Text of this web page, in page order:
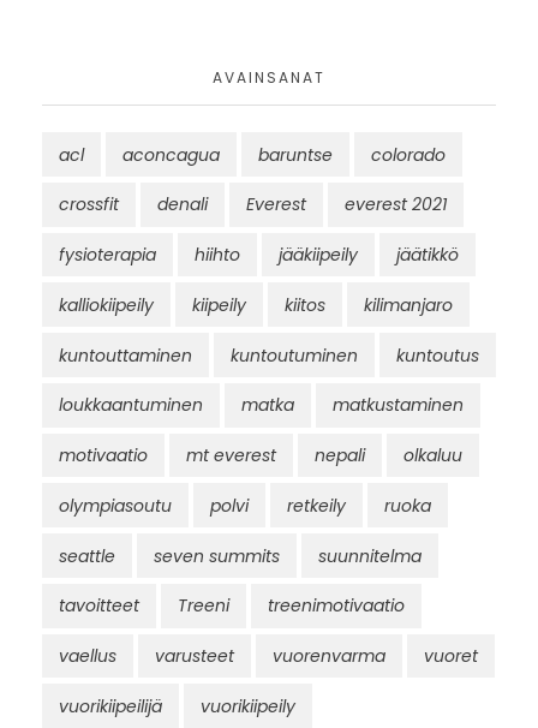
AVAINSANAT
acl aconcagua baruntse colorado
crossfit denali Everest everest 2021
fysioterapia hiihto jääkiipeily jäätikkö
kalliokiipeily kiipeily kiitos kilimanjaro
kuntouttaminen kuntoutuminen kuntoutus
loukkaantuminen matka matkustaminen
motivaatio mt everest nepali olkaluu
olympiasoutu polvi retkeily ruoka
seattle seven summits suunnitelma
tavoitteet Treeni treenimotivaatio
vaellus varusteet vuorenvarma vuoret
vuorikiipeilijä vuorikiipeily